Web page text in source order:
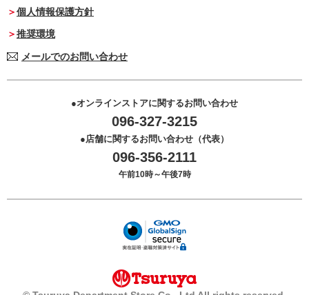
個人情報保護方針
推奨環境
メールでのお問い合わせ
オンラインストアに関するお問い合わせ
096-327-3215
店舗に関するお問い合わせ（代表）
096-356-2111
午前10時～午後7時